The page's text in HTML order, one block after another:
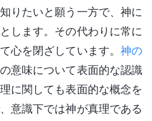
りたいと願う一方で、神に
します。その代わりに常に
心を閉ざしています。 神の
意味について表面的な認識
に関しても表面的な概念を
意識下では神が真理である